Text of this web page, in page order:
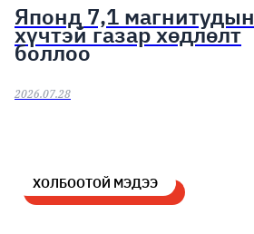
Японд 7,1 магнитудын
хүчтэй газар хөдлөлт
боллоо
2026.07.28
ХОЛБООТОЙ МЭДЭЭ